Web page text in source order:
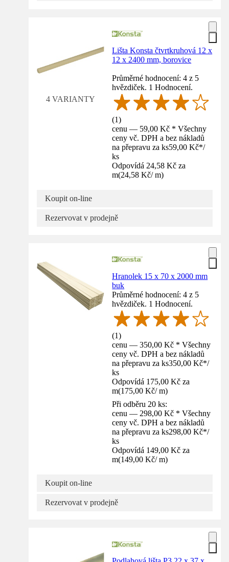
4 VARIANTY
Lišta Konsta čtvrtkruhová 12 x
12 x 2400 mm, borovice
Průměrné hodnocení: 4 z 5
hvězdiček. 1 Hodnocení.
(1)
cenu — 59,00 Kč * Všechny
ceny vč. DPH a bez nákladů
na přepravu za ks59,00 Kč*/
ks
Odpovídá 24,58 Kč za
m(24,58 Kč/ m)
Koupit on-line
Rezervovat v prodejně
Hranolek 15 x 70 x 2000 mm
buk
Průměrné hodnocení: 4 z 5
hvězdiček. 1 Hodnocení.
(1)
cenu — 350,00 Kč * Všechny
ceny vč. DPH a bez nákladů
na přepravu za ks350,00 Kč*/
ks
Odpovídá 175,00 Kč za
m(175,00 Kč/ m)
Při odběru 20 ks:
cenu — 298,00 Kč * Všechny
ceny vč. DPH a bez nákladů
na přepravu za ks298,00 Kč*/
ks
Odpovídá 149,00 Kč za
m(149,00 Kč/ m)
Koupit on-line
Rezervovat v prodejně